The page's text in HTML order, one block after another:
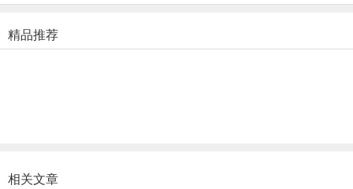
在三国志2017中，所有玩家朋友都将从“黄巾起义”开始，在游戏中崭
池发展的程度，将直接决定玩家的部队生产、作战能力。
精品推荐
相关文章